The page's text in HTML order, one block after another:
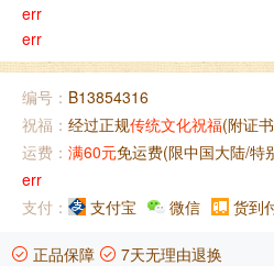
err
err
编号： B13854316
祝福： 经过正规传统文化祝福(附证
运费： 满60元免运费(限中国大陆/特
err
支付：
支付宝 微信 货到
正品保障 7天无理由退换